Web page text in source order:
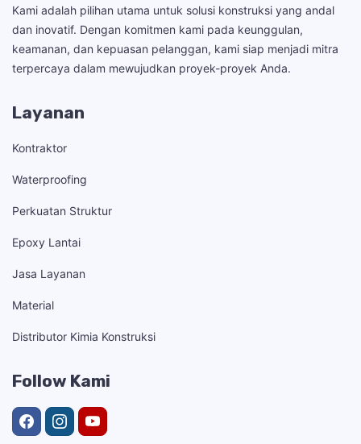
Kami adalah pilihan utama untuk solusi konstruksi yang andal
dan inovatif. Dengan komitmen kami pada keunggulan,
keamanan, dan kepuasan pelanggan, kami siap menjadi mitra
terpercaya dalam mewujudkan proyek-proyek Anda.
Layanan
Kontraktor
Waterproofing
Perkuatan Struktur
Epoxy Lantai
Jasa Layanan
Material
Distributor Kimia Konstruksi
Follow Kami